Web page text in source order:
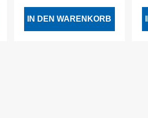
IN DEN WARENKORB